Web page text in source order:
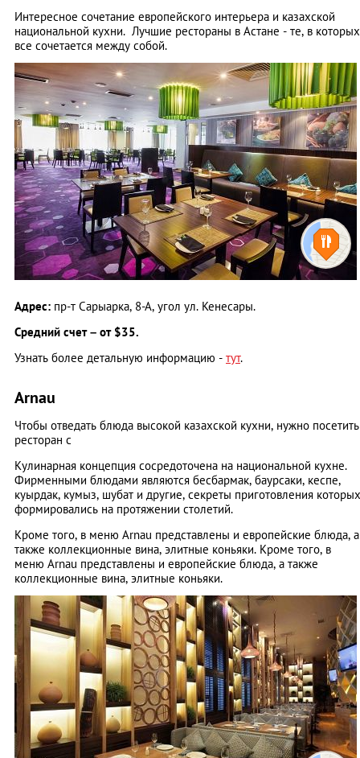
Интересное сочетание европейского интерьера и казахской
национальной кухни. Лучшие рестораны в Астане - те, в которых
все сочетается между собой.
Адрес: пр-т Сарыарка, 8-А, угол ул. Кенесары.
Средний счет – от $35.
Узнать более детальную информацию - тут.
Arnau
Чтобы отведать блюда высокой казахской кухни, нужно посетить
ресторан c
Кулинарная концепция сосредоточена на национальной кухне.
Фирменными блюдами являются бесбармак, баурсаки, кеспе,
куырдак, кумыз, шубат и другие, секреты приготовления которых
формировались на протяжении столетий.
Кроме того, в меню Arnau представлены и европейские блюда, а
также коллекционные вина, элитные коньяки. Кроме того, в
меню Arnau представлены и европейские блюда, а также
коллекционные вина, элитные коньяки.